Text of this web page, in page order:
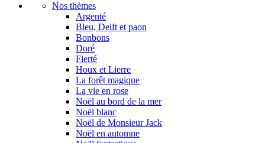
Nos thèmes
Argenté
Bleu, Delft et paon
Bonbons
Doré
Fierté
Houx et Lierre
La forêt magique
La vie en rose
Noël au bord de la mer
Noël blanc
Noël de Monsieur Jack
Noël en automne